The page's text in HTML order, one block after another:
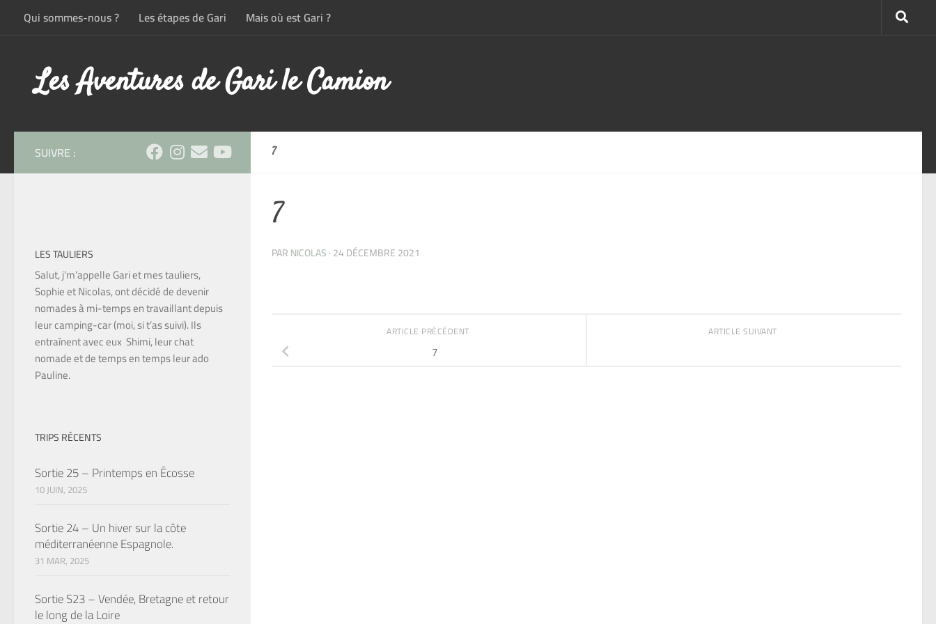
Skip to content
Qui sommes-nous ? Les étapes de Gari Mais où est Gari ?
Les Aventures de Gari le Camion
7
7
PARNICOLAS·24 DÉCEMBRE 2021
ARTICLE SUIVANT
ARTICLE PRÉCÉDENT
7
SUIVRE :
LES TAULIERS
Salut, j’m’appelle Gari et mes tauliers,
Sophie et Nicolas, ont décidé de devenir
nomades à mi-temps en travaillant depuis
leur camping-car (moi, si t’as suivi). Ils
entraînent avec eux Shimi, leur chat
nomade et de temps en temps leur ado
Pauline.
TRIPS RÉCENTS
Sortie 25 – Printemps en Écosse
10 JUIN, 2025
Sortie 24 – Un hiver sur la côte
méditerranéenne Espagnole.
31 MAR, 2025
Sortie S23 – Vendée, Bretagne et retour
le long de la Loire